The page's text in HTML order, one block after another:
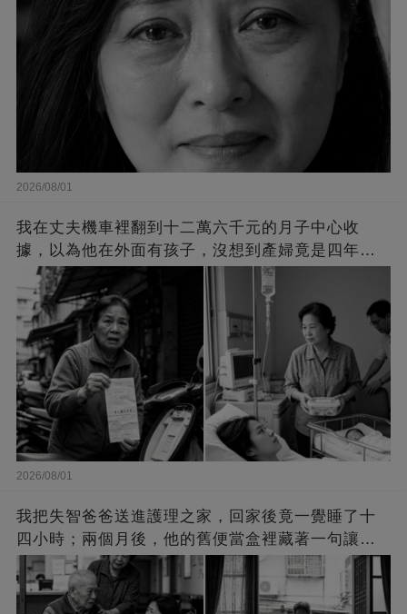
2026/08/01
我在丈夫機車裡翻到十二萬六千元的月子中心收
據，以為他在外面有孩子，沒想到產婦竟是四年沒
回家的女兒
2026/08/01
我把失智爸爸送進護理之家，回家後竟一覺睡了十
四小時；兩個月後，他的舊便當盒裡藏著一句讓我
崩潰的話